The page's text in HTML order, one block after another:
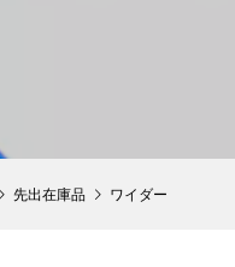
先出在庫品 ワイダー